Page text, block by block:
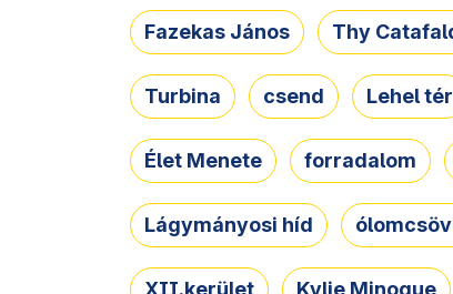
Fazekas János Thy
Turbina csend Lehel tér
Élet Menete forradalom
Lágymányosi híd
XII.kerület Kylie Minogue